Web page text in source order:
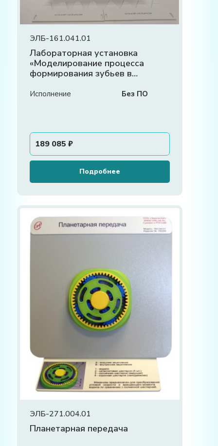
ЭЛБ-161.041.01
Лабораторная установка
«Моделирование процесса
формирования зубьев в
Исполнение Без ПО
189 085 ₽
Подробнее
ЭЛБ-271.004.01
Планетарная передача